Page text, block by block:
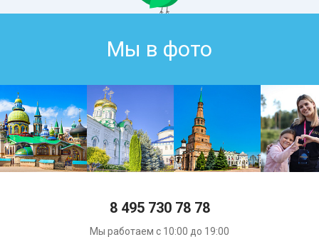
Мы в фото
8 495 730 78 78
Мы работаем с 10:00 до 19:00